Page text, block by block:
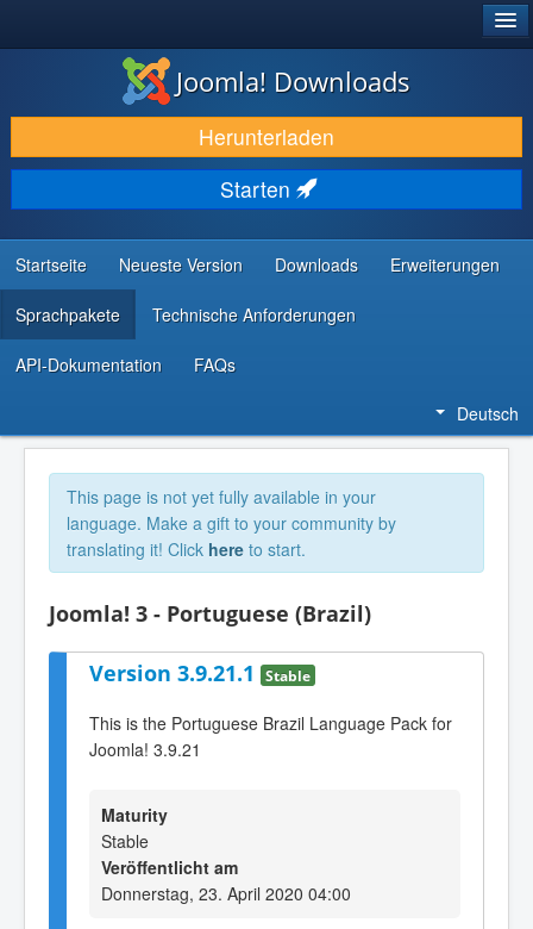
DOWNLOAD & ERWEITERN
ENTDECKEN & LERNEN
COMMUNITY & SUPPORT
RESSOURCEN FÜR ENTWICKLER
Joomla! Downloads
Herunterladen
Starten
Startseite Neueste Version Downloads Erweiterungen
Sprachpakete Technische Anforderungen
API-Dokumentation FAQs
Deutsch
This page is not yet fully available in your
language. Make a gift to your community by
translating it! Click here to start.
Joomla! 3 - Portuguese (Brazil)
Version 3.9.21.1 Stable
This is the Portuguese Brazil Language Pack for
Joomla! 3.9.21
Maturity
Stable
Veröffentlicht am
Donnerstag, 23. April 2020 04:00